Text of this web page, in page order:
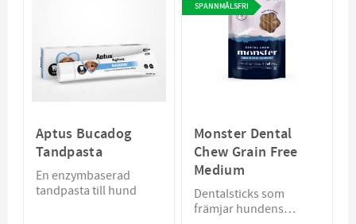
Aptus Bucadog
Tandpasta
En enzymbaserad
tandpasta till hund
Monster Dental
Chew Grain Free
Medium
Dentalsticks som
främjar hundens
SPANNMÅLSFRI